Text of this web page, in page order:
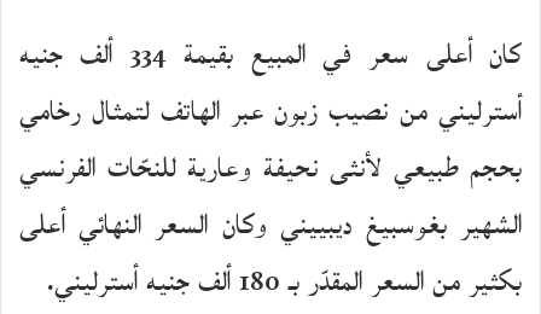
كان أعلى سعر في المبيع بقيمة 334 ألف جنيه
أسترليني من نصيب زبون عبر الهاتف لتمثال رخامي
بحجم طبيعي لأنثى نحيفة وعارية للنحّات الفرنسي
الشهير بغوسبيغ ديبييني وكان السعر النهائي أعلى
بكثير من السعر المقدّر بـ 180 ألف جنيه أسترليني.